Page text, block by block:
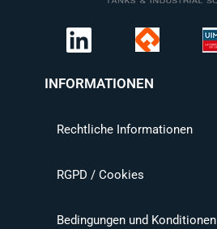
INFORMATIONEN
Rechtliche Informationen
RGPD / Cookies
Bedingungen und Konditionen